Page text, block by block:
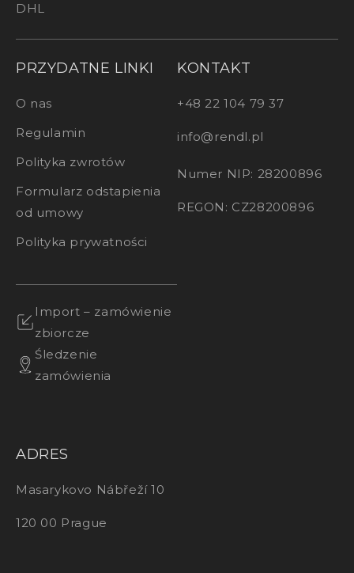
DHL
PRZYDATNE LINKI
O nas
Regulamin
Polityka zwrotów
Formularz odstapienia
od umowy
Polityka prywatności
Import – zamówienie
zbiorcze
Śledzenie
zamówienia
KONTAKT
+48 22 104 79 37
info@rendl.pl
Numer NIP: 28200896
REGON: CZ28200896
ADRES
Masarykovo Nábřeží 10
120 00 Prague